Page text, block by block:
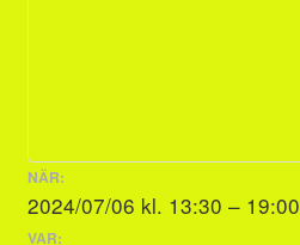
NÄR:
2024/07/06 kl. 13:30 – 19:00
VAR: